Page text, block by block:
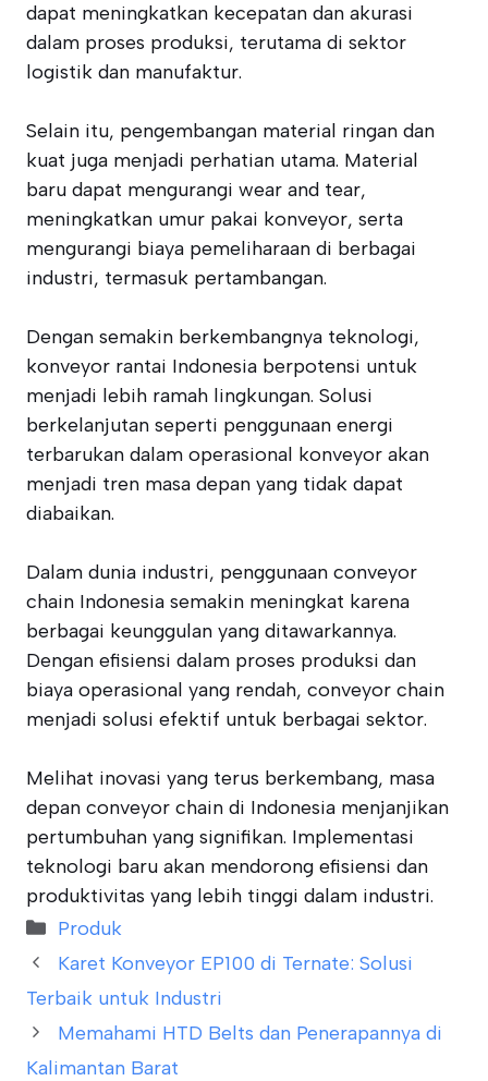
dapat meningkatkan kecepatan dan akurasi
dalam proses produksi, terutama di sektor
logistik dan manufaktur.
Selain itu, pengembangan material ringan dan
kuat juga menjadi perhatian utama. Material
baru dapat mengurangi wear and tear,
meningkatkan umur pakai konveyor, serta
mengurangi biaya pemeliharaan di berbagai
industri, termasuk pertambangan.
Dengan semakin berkembangnya teknologi,
konveyor rantai Indonesia berpotensi untuk
menjadi lebih ramah lingkungan. Solusi
berkelanjutan seperti penggunaan energi
terbarukan dalam operasional konveyor akan
menjadi tren masa depan yang tidak dapat
diabaikan.
Dalam dunia industri, penggunaan conveyor
chain Indonesia semakin meningkat karena
berbagai keunggulan yang ditawarkannya.
Dengan efisiensi dalam proses produksi dan
biaya operasional yang rendah, conveyor chain
menjadi solusi efektif untuk berbagai sektor.
Melihat inovasi yang terus berkembang, masa
depan conveyor chain di Indonesia menjanjikan
pertumbuhan yang signifikan. Implementasi
teknologi baru akan mendorong efisiensi dan
produktivitas yang lebih tinggi dalam industri.
Categories
Produk
Karet Konveyor EP100 di Ternate: Solusi
Terbaik untuk Industri
Memahami HTD Belts dan Penerapannya di
Kalimantan Barat